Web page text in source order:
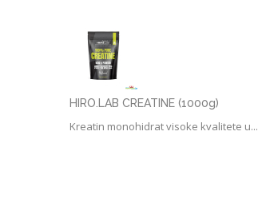
HIRO.LAB CREATINE (1000g)
Kreatin monohidrat visoke kvalitete u...